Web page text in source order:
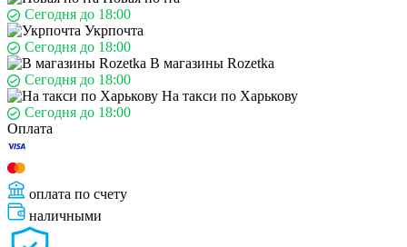
Сегодня до 18:00
Укрпочта
Сегодня до 18:00
В магазины Rozetka
Сегодня до 18:00
На такси по Харькову
Сегодня до 18:00
Оплата
оплата по счету
наличными